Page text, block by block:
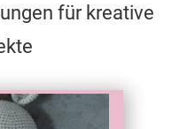
für kreative